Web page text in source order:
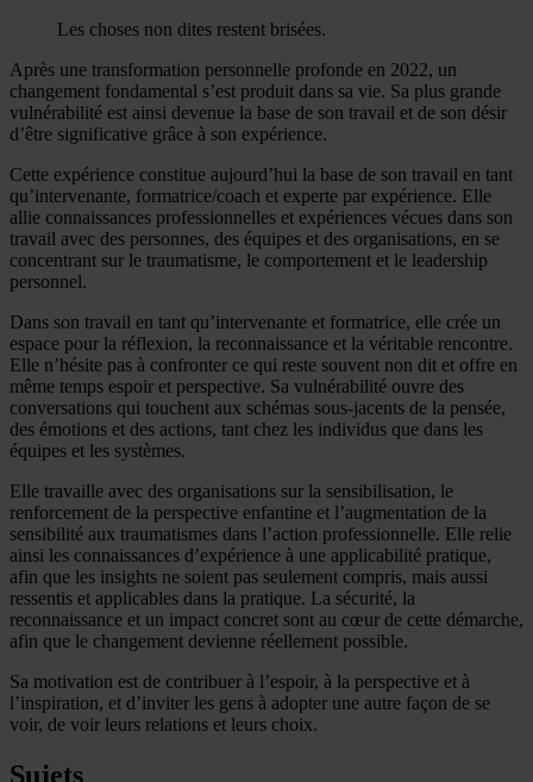
Les choses non dites restent brisées.
Après une transformation personnelle profonde en 2022, un
changement fondamental s’est produit dans sa vie. Sa plus grande
vulnérabilité est ainsi devenue la base de son travail et de son désir
d’être significative grâce à son expérience.
Cette expérience constitue aujourd’hui la base de son travail en tant
qu’intervenante, formatrice/coach et experte par expérience. Elle
allie connaissances professionnelles et expériences vécues dans son
travail avec des personnes, des équipes et des organisations, en se
concentrant sur le traumatisme, le comportement et le leadership
personnel.
Dans son travail en tant qu’intervenante et formatrice, elle crée un
espace pour la réflexion, la reconnaissance et la véritable rencontre.
Elle n’hésite pas à confronter ce qui reste souvent non dit et offre en
même temps espoir et perspective. Sa vulnérabilité ouvre des
conversations qui touchent aux schémas sous-jacents de la pensée,
des émotions et des actions, tant chez les individus que dans les
équipes et les systèmes.
Elle travaille avec des organisations sur la sensibilisation, le
renforcement de la perspective enfantine et l’augmentation de la
sensibilité aux traumatismes dans l’action professionnelle. Elle relie
ainsi les connaissances d’expérience à une applicabilité pratique,
afin que les insights ne soient pas seulement compris, mais aussi
ressentis et applicables dans la pratique. La sécurité, la
reconnaissance et un impact concret sont au cœur de cette démarche,
afin que le changement devienne réellement possible.
Sa motivation est de contribuer à l’espoir, à la perspective et à
l’inspiration, et d’inviter les gens à adopter une autre façon de se
voir, de voir leurs relations et leurs choix.
Sujets